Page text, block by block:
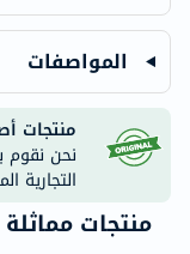
المواصفات
منتجات
نحن نقوم
التجارية
منتجات مماثلة